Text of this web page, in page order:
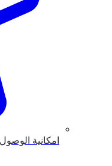
امكانية الوصول